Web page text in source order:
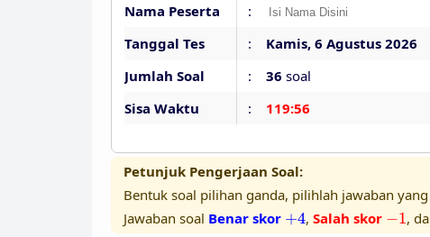
Nama Peserta
:
Tanggal Tes
: Kamis, 6 Agustus 2026
Jumlah Soal
: 36 soal
Sisa Waktu
: 119:55
Petunjuk Pengerjaan Soal:
Bentuk soal pilihan ganda, pilihlah jawaban
Jawaban soal Benar skor +4
+ 4 , Salah skor −1
1 ,